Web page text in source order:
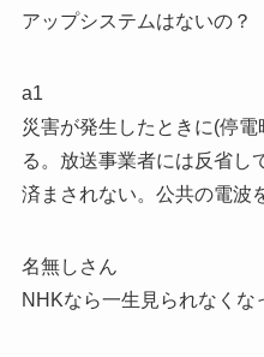
アップシステムはないの？
a1
災害が発生したときに(停
る。放送事業者には反省し
済まされない。公共の電波
名無しさん
NHKなら一生見られなくな